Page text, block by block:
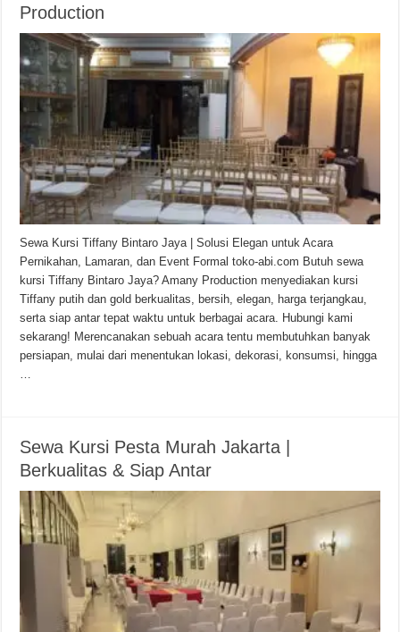
Production
Sewa Kursi Tiffany Bintaro Jaya | Solusi Elegan untuk Acara
Pernikahan, Lamaran, dan Event Formal toko-abi.com Butuh sewa
kursi Tiffany Bintaro Jaya? Amany Production menyediakan kursi
Tiffany putih dan gold berkualitas, bersih, elegan, harga terjangkau,
serta siap antar tepat waktu untuk berbagai acara. Hubungi kami
sekarang! Merencanakan sebuah acara tentu membutuhkan banyak
persiapan, mulai dari menentukan lokasi, dekorasi, konsumsi, hingga
…
Sewa Kursi Pesta Murah Jakarta |
Berkualitas & Siap Antar